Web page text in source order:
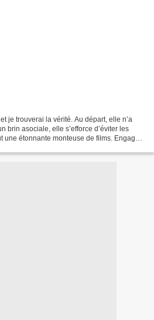
je trouverai la vérité. Au départ, elle n’a
brin asociale, elle s’efforce d’éviter les
une étonnante monteuse de films. Engagée